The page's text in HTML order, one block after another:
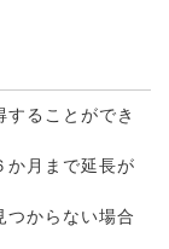
することができ
か月まで延長が
つからない場合